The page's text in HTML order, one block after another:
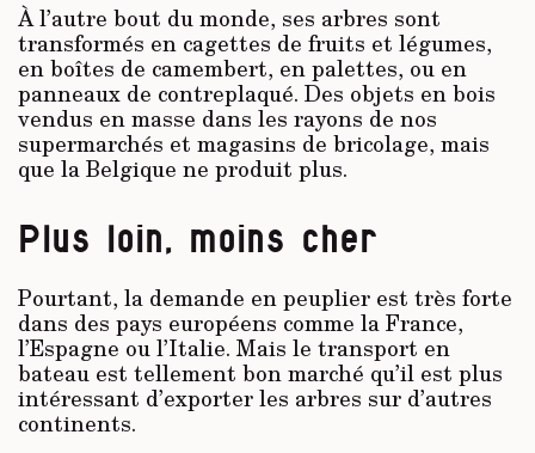
À l’autre bout du monde, ses arbres sont
transformés en cagettes de fruits et légumes,
en boîtes de camembert, en palettes, ou en
panneaux de contreplaqué. Des objets en bois
vendus en masse dans les rayons de nos
supermarchés et magasins de bricolage, mais
que la Belgique ne produit plus.
Plus loin, moins cher
Pourtant, la demande en peuplier est très forte
dans des pays européens comme la France,
l’Espagne ou l’Italie. Mais le transport en
bateau est tellement bon marché qu’il est plus
intéressant d’exporter les arbres sur d’autres
continents.